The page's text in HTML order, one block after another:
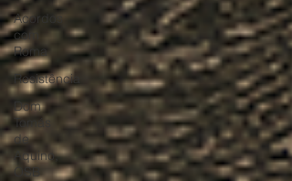
Acordos
com
Roma
Resistência
Dom
Tomás
de
Aquino,
OSB